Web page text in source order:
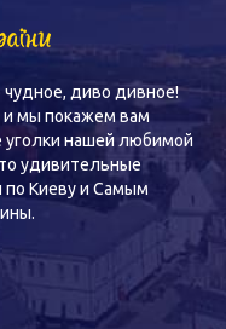
чудное, диво дивное!
и мы покажем вам
нашей любимой
удивительные
по Киеву и Самым